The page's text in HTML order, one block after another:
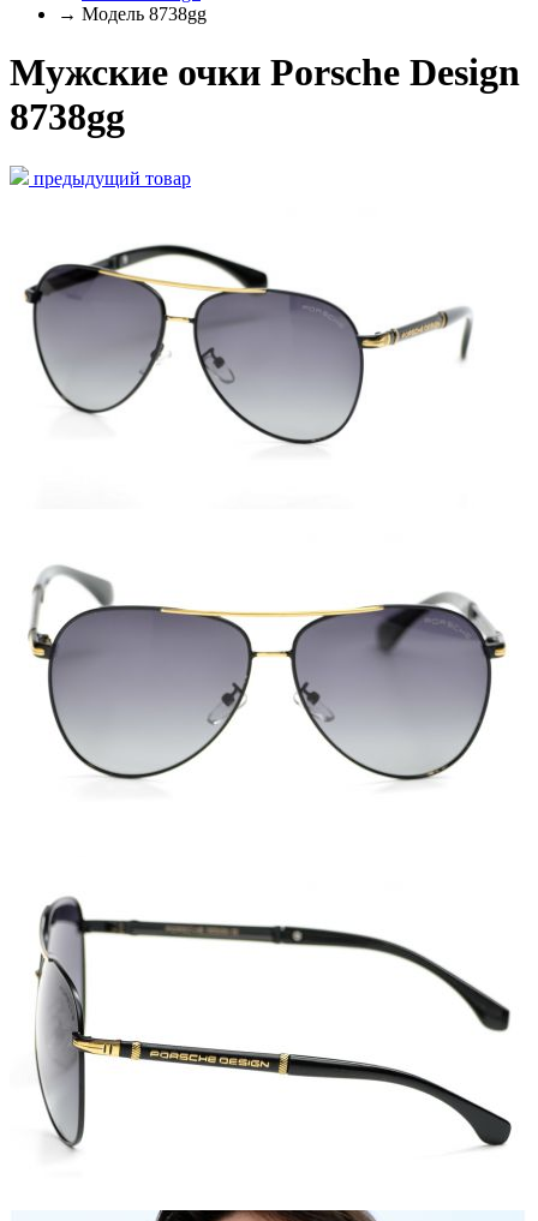
→ Модель 8738gg
Мужские очки Porsche Design
8738gg
предыдущий товар